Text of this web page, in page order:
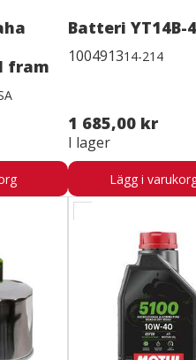
fram
Batteri YT14B-4
100491314-214
1 685,00 kr
I lager
Lägg i